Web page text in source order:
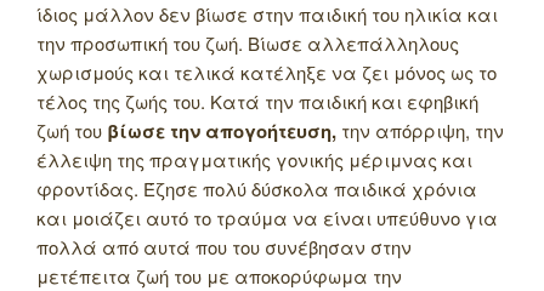
ίδιος μάλλον δεν βίωσε στην παιδική του ηλικία και
την προσωπική του ζωή. Βίωσε αλλεπάλληλους
χωρισμούς και τελικά κατέληξε να ζει μόνος ως το
τέλος της ζωής του. Κατά την παιδική και εφηβική
ζωή του βίωσε την απογοήτευση, την απόρριψη, την
έλλειψη της πραγματικής γονικής μέριμνας και
φροντίδας. Έζησε πολύ δύσκολα παιδικά χρόνια
και μοιάζει αυτό το τραύμα να είναι υπεύθυνο για
πολλά από αυτά που του συνέβησαν στην
μετέπειτα ζωή του με αποκορύφωμα την